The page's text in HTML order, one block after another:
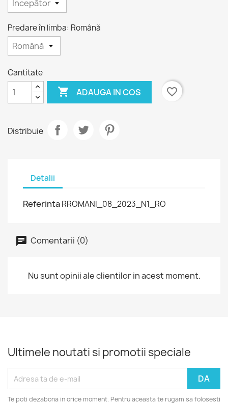
Predare în limba: Română
Cantitate
 ADAUGA IN COS favorite_border
Distribuie
Detalii
ReferintaRROMANI_08_2023_N1_RO
Comentarii (0)
Nu sunt opinii ale clientilor in acest moment.
Ultimele noutati si promotii speciale
Te poti dezabona in orice moment. Pentru aceasta te rugam sa folosesti